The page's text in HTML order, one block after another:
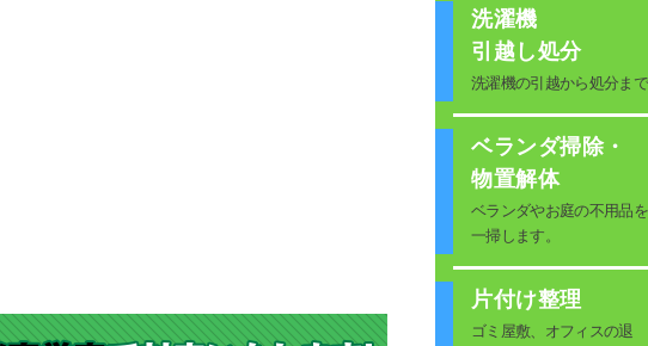
洗濯機
引越し処分
洗濯機の引越から処分まで
ベランダ掃除・
物置解体
ベランダやお庭の不用品を
一掃します。
片付け整理
ゴミ屋敷、オフィスの退